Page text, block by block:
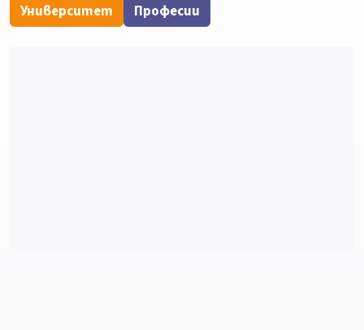
Университет Професии